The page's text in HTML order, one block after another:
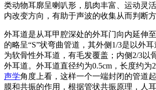
类动物耳廓呈喇叭形，肌肉丰富、运动灵
内改变方向，有助于声波的收集从而判断方
外耳道是从耳甲腔深处的外耳门向内延伸
的略呈“S”状弯曲管道，其外侧1/3是以外耳
为软骨性外耳道，有毛发覆盖；内侧2/3以
外耳道。外耳道直径约为0.5cm，长度约为
声学角度上看，这样一个一端封闭的管道
膜和共振的作用，根据管状共振原理，人